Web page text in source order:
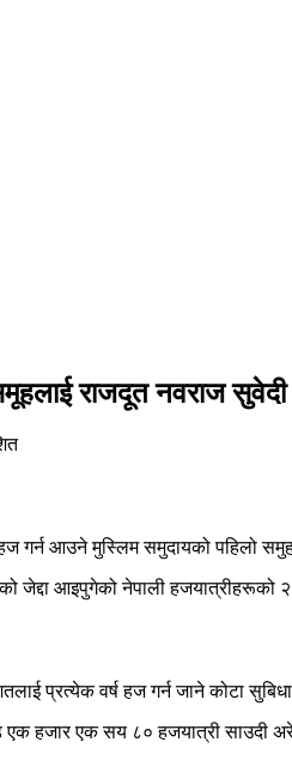
राजदूत नवराज सुवेदी
गर्न आउने मुस्लिम समुदायको पहिलो
जेद्दा आइपुगेको नेपाली
प्रत्येक वर्ष हज गर्न जाने कोटा
एक हजार एक सय ८० हजयात्री साउदी